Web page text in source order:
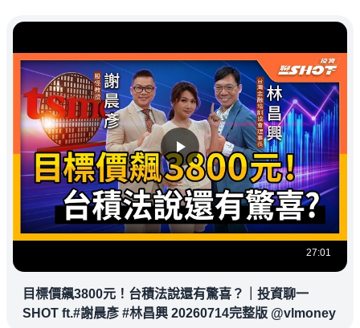
27:01
目標價飆3800元！台積法說還有驚喜？｜投資聊一
SHOT ft.#謝晨彥 #林昌興 20260714完整版 @vlmoney